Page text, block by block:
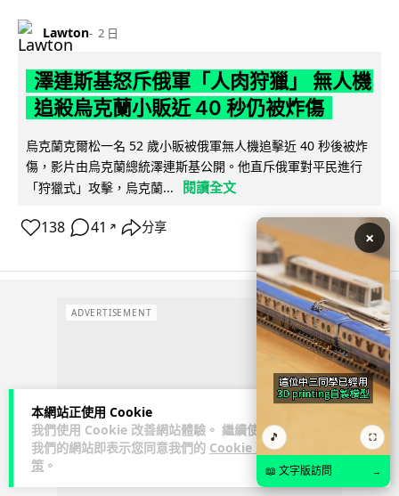
本網站正使用 Cookie
我們使用 Cookie 改善網站體驗。 繼續使用
我們的網站即表示您同意我們的 Cookie 政
策 。
Lawton 2 日
澤連斯基怒斥俄軍「人肉狩獵」 無人機
追殺烏克蘭小販近 40 秒仍被炸傷
烏克蘭克爾松一名 52 歲小販被俄軍無人機追擊近 40 秒後被炸
傷，影片由烏克蘭總統澤連斯基公開。他直斥俄軍對平民進行
「狩獵式」攻擊，烏克蘭...
閱讀全文
138 41 ↗ 分享
ADVERTISEMENT
×
🎵 ⛶
📖 文字版訪問 →